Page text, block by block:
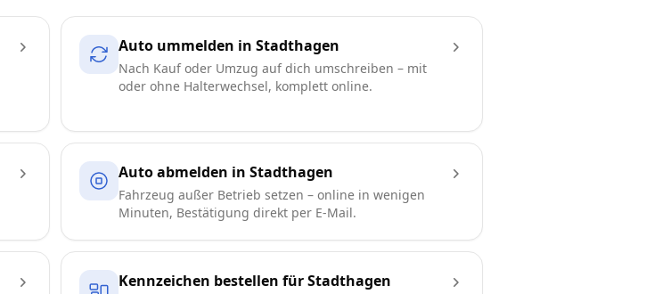
Auto ummelden in Stadthagen
Nach Kauf oder Umzug auf dich umschreiben – mit
oder ohne Halterwechsel, komplett online.
Auto abmelden in Stadthagen
Fahrzeug außer Betrieb setzen – online in wenigen
Minuten, Bestätigung direkt per E-Mail.
Kennzeichen bestellen für Stadthagen